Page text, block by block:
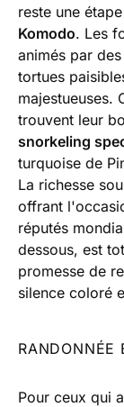
reste une
Komodo. Les
animés par
tortues
majestueuses.
trouvent leur
snorkeling
turquoise de
La richesse
offrant
réputés
dessous, est
promesse de
silence coloré
RANDONNÉE
Pour ceux qui